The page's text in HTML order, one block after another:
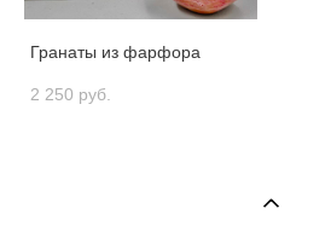
Гранаты из фарфора
2 250 pуб.